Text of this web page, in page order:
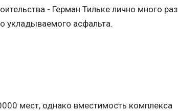
- Герман Тильке лично много раз
укладываемого асфальта.
мест, однако вместимость комплекса